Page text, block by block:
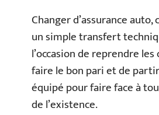
Changer d’assurance auto,
un simple transfert
l’occasion de reprendre
faire le bon pari et de
équipé pour faire face à
de l’existence.